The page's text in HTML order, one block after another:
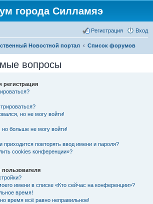
города Силламяэ
Вход
Регистрация
Новостной портал Список форумов
вопросы
но не могу войти!
но больше не могу войти!
повторять ввод имени и пароля?
cookies конференции»?
имени в списке «Кто сейчас на конференции»?
время!
время всё равно неправильное!